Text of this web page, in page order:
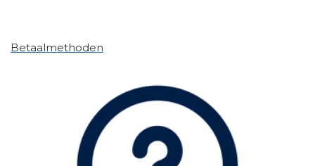
Betaalmethoden